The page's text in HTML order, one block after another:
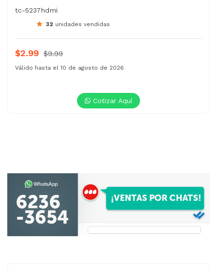
tc-5237hdmi
32 unidades vendidas
$2.99 $9.99
Válido hasta el 10 de agosto de 2026
Cotizar Aquí